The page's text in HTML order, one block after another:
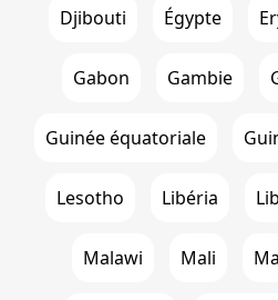
Djibouti Égypte
Gabon Gambie
Guinée équatoriale
Lesotho Libéria
Malawi Mali